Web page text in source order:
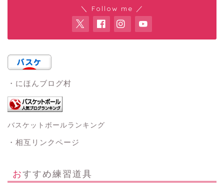
＼ Follow me ／
・にほんブログ村
バスケットボールランキング
・相互リンクページ
おすすめ練習道具